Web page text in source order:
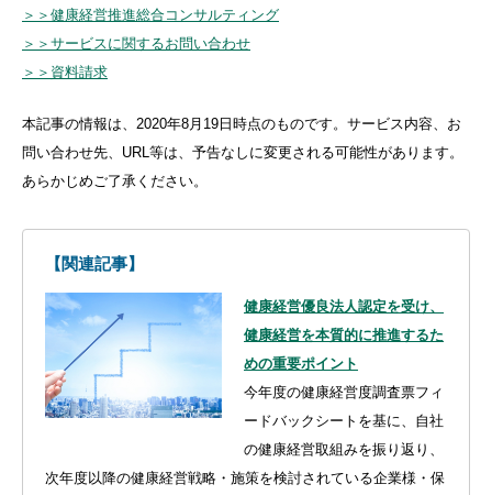
＞＞健康経営推進総合コンサルティング
＞＞サービスに関するお問い合わせ
＞＞資料請求
本記事の情報は、2020年8月19日時点のものです。サービス内容、お
問い合わせ先、URL等は、予告なしに変更される可能性があります。
あらかじめご了承ください。
【関連記事】
健康経営優良法人認定を受け、
健康経営を本質的に推進するた
めの重要ポイント
今年度の健康経営度調査票フィ
ードバックシートを基に、自社
の健康経営取組みを振り返り、
次年度以降の健康経営戦略・施策を検討されている企業様・保